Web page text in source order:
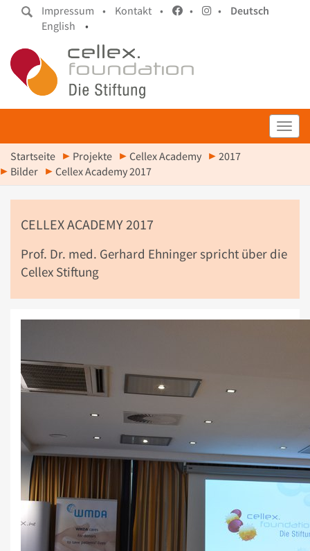
Impressum • Kontakt • • •
Deutsch
English
•
Startseite Projekte Cellex Academy
2017
Bilder
Cellex Academy 2017
CELLEX ACADEMY 2017
Prof. Dr. med. Gerhard Ehninger spricht über die
Cellex Stiftung